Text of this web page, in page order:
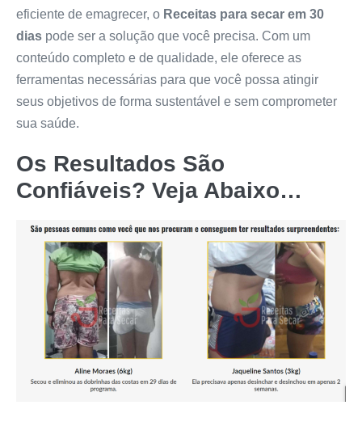
eficiente de emagrecer, o Receitas para secar em 30
dias pode ser a solução que você precisa. Com um
conteúdo completo e de qualidade, ele oferece as
ferramentas necessárias para que você possa atingir
seus objetivos de forma sustentável e sem comprometer
sua saúde.
Os Resultados São
Confiáveis? Veja Abaixo…